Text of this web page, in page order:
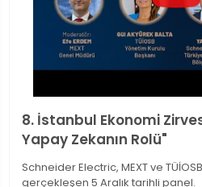
8. İstanbul Ekonomi
Yapay Zekanın Rolü"
Schneider Electric, MEXT ve
gerçekleşen 5 Aralık tarihli panel.